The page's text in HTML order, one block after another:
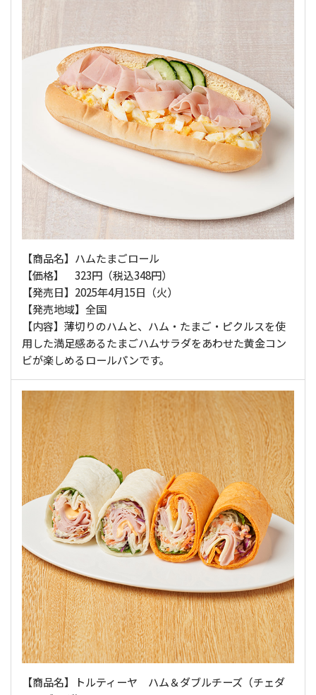
【商品名】ハムたまごロール
【価格】 323円（税込348円）
【発売日】2025年4月15日（火）
【発売地域】全国
【内容】薄切りのハムと、ハム・たまご・ピクルスを使
用した満足感あるたまごハムサラダをあわせた黄金コン
ビが楽しめるロールパンです。
【商品名】トルティーヤ ハム＆ダブルチーズ（チェダ